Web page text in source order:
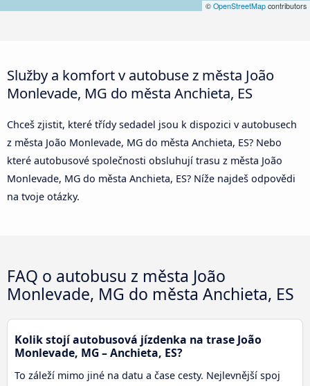
© OpenStreetMap contributors
Služby a komfort v autobuse z města João
Monlevade, MG do města Anchieta, ES
Chceš zjistit, které třídy sedadel jsou k dispozici v autobusech
z města João Monlevade, MG do města Anchieta, ES? Nebo
které autobusové společnosti obsluhují trasu z města João
Monlevade, MG do města Anchieta, ES? Níže najdeš odpovědi
na tvoje otázky.
FAQ o autobusu z města João
Monlevade, MG do města Anchieta, ES
Kolik stojí autobusová jízdenka na trase João
Monlevade, MG – Anchieta, ES?
To záleží mimo jiné na datu a čase cesty. Nejlevnější spoj